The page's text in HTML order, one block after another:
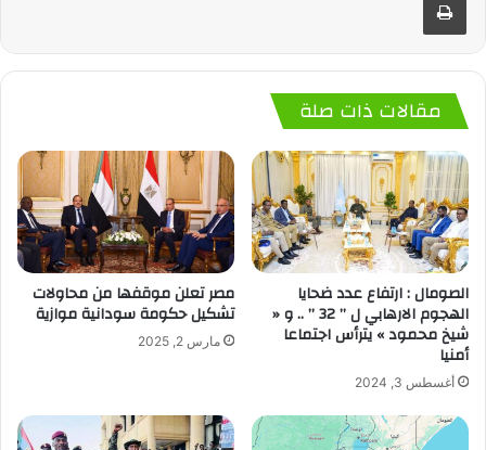
مقالات ذات صلة
الصومال : ارتفاع عدد ضحايا
الهجوم الارهابي ل ” 32 ” .. و «
شيخ محمود » يترأس اجتماعا
أمنيا
أغسطس 3, 2024
مصر تعلن موقفها من محاولات
تشکیل حكومة سودانية موازية
مارس 2, 2025